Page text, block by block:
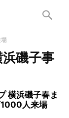
磯子事
横浜磯子春ま
人来場